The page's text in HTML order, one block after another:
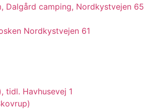
Dalgård camping, Nordkystvejen 65
Nordkystvejen 61
tidl. Havhusevej 1